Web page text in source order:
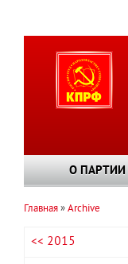
О ПАРТИИ
навигации
Главная Archive
<< 2015